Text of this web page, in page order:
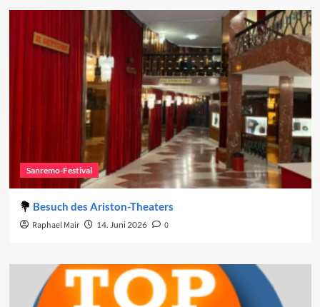
Sanremo-Festival
Besuch des Ariston-Theaters
Raphael Mair 14. Juni 2026 0